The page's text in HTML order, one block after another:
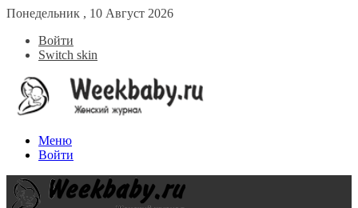
Понедельник , 10 Август 2026
Войти
Switch skin
Меню
Войти